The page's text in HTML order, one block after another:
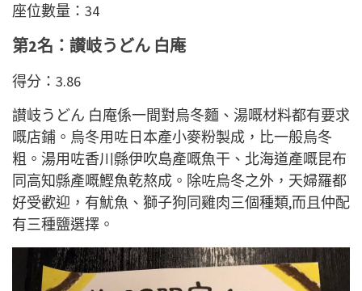
座位數量：34
第2名：讃岐うどん 白庵
得分：3.86
讃岐うどん 白庵係一間對烏冬麵、湯嘅材料都有要求
嘅店鋪。烏冬用咗日本產小麥粉製成，比一般烏冬
粗。湯用咗香川縣伊吹島產嘅魚干、北海道產嘅昆布
同高知縣產嘅鰹魚乾熬成。除咗烏冬之外，天婦羅都
好受歡迎，有魷魚、獅子狗同雞肉三個種類,而且仲配
有三種鹽選擇。